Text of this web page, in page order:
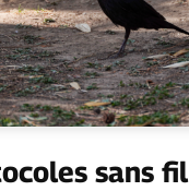
sans